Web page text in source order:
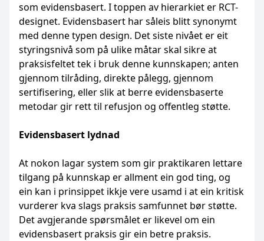
som evidensbasert. I toppen av hierarkiet er RCT-
designet. Evidensbasert har såleis blitt synonymt
med denne typen design. Det siste nivået er eit
styringsnivå som på ulike måtar skal sikre at
praksisfeltet tek i bruk denne kunnskapen; anten
gjennom tilråding, direkte pålegg, gjennom
sertifisering, eller slik at berre evidensbaserte
metodar gir rett til refusjon og offentleg støtte.
Evidensbasert lydnad
At nokon lagar system som gir praktikaren lettare
tilgang på kunnskap er allment ein god ting, og
ein kan i prinsippet ikkje vere usamd i at ein kritisk
vurderer kva slags praksis samfunnet bør støtte.
Det avgjerande spørsmålet er likevel om ein
evidensbasert praksis gir ein betre praksis.